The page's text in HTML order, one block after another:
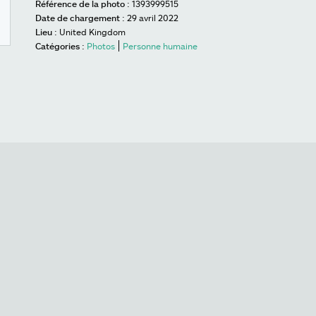
Référence de la photo : 1393999515
Date de chargement : 29 avril 2022
Lieu : United Kingdom
Catégories : Photos Personne humaine